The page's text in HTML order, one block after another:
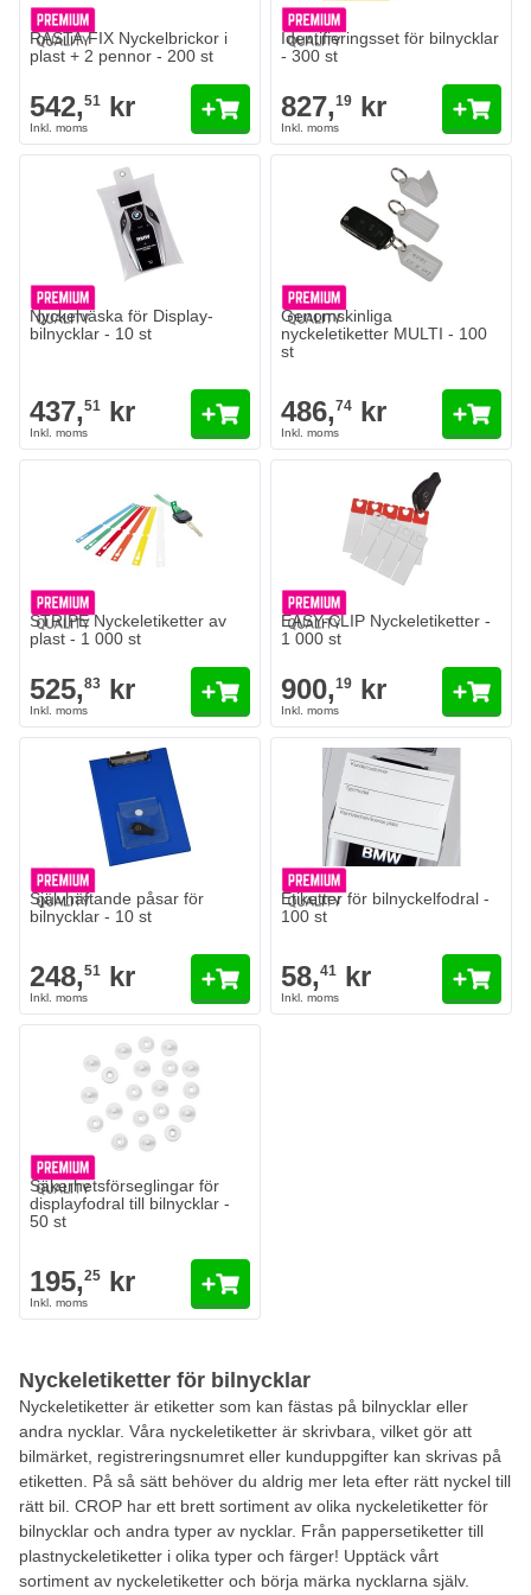
RASTA FIX Nyckelbrickor i
plast + 2 pennor - 200 st
542,51 kr
Identifieringsset för bilnycklar
- 300 st
827,19 kr
Nyckelväska för Display-
bilnycklar - 10 st
437,51 kr
Genomskinliga
nyckeletiketter MULTI - 100
st
486,74 kr
Config Color
STRIPE Nyckeletiketter av
plast - 1 000 st
525,83 kr
EASY-CLIP Nyckeletiketter - 1
Config Color
kr
EASY-CLIP Nyckeletiketter -
1 000 st
900,19 kr
Självhäftande påsar för
bilnycklar - 10 st
248,51 kr
Etiketter för bilnyckelfodral -
100 st
58,41 kr
Säkerhetsförseglingar för
displayfodral till bilnycklar -
50 st
195,25 kr
Nyckeletiketter för bilnycklar
Nyckeletiketter är etiketter som kan fästas på bilnycklar eller
andra nycklar. Våra nyckeletiketter är skrivbara, vilket gör att
bilmärket, registreringsnumret eller kunduppgifter kan skrivas på
etiketten. På så sätt behöver du aldrig mer leta efter rätt nyckel till
rätt bil. CROP har ett brett sortiment av olika nyckeletiketter för
bilnycklar och andra typer av nycklar. Från pappersetiketter till
plastnyckeletiketter i olika typer och färger! Upptäck vårt
sortiment av nyckeletiketter och börja märka nycklarna själv.